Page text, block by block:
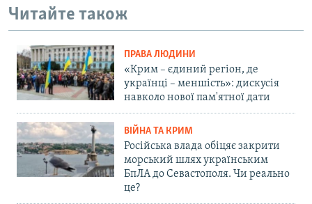
Читайте також
ПРАВА ЛЮДИНИ
«Крим – єдиний регіон, де
українці – меншість»: дискусія
навколо нової пам'ятної дати
ВІЙНА ТА КРИМ
Російська влада обіцяє закрити
морський шлях українським
БпЛА до Севастополя. Чи реально
це?